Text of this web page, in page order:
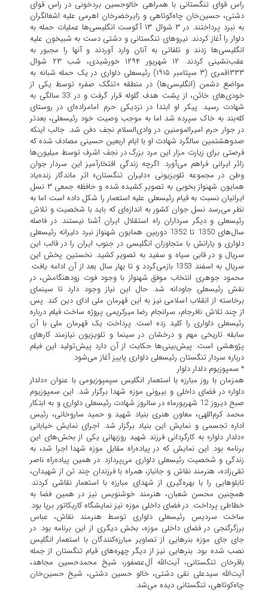
راس قوای تنگستانی با همراهی خالوحسین بردخونی در راس قوای
دشتی، حسین‌خان چاه‌کوتاهی و زایرخضرخان اهرمی علیه اشغالگران
به نبرد پرداختند. در ۳ شوال ۱۳ آگوست انگلیسی‌ها عملیات حمله به
دلوار را آغاز کردند. نیروهای تنگستانی و دشتی دست به شبیخون علیه
انگلیسی‌ها زدند و تلفاتی به آنان وارد آوردند و آنها را مجبور به
عقب‌نشینی کردند. ۱۲ شهریور ۱۲۹۴ خورشیدی، شب ۲۳ شوال
۱۳۳۳قمری (۳ سپتامبر ۱۹۱۵) رئیسعلی دلواری در یک حمله شبانه به
مواضع دشمن (انگلیسی‌ها) در منطقه «تنگک صفر» توسط یکی از
خودی‌های خائن، از پشت هدف گلوله قرار گرفت و در 33 سالگی به
شهادت رسید. پیکر او ابتدا در نزدیکی حرم امامزاده‌ای در روستای
کله‌بند به خاک سپرده شد اما به موجب وصیت خود رئیسعلی، بعدتر
در جوار حرم امیرالمومنین در وادی‌السلام نجف دفن شد. جالب اینکه
صدوهشتمین سالگرد شهادت او با ایام اربعین حسینی مصادف شده که
فرصتی برای زیارت مزار این مرد بزرگ در نجف اشرف توسط میلیون‌ها
زائر ایرانی فراهم می‌آورد. اگرچه زندگی افتخارآمیز این سردار جوان
وطن در مجموعه تلویزیونی «دلیران تنگستان» اثر ماندگار زنده‌یاد
همایون شهنواز بخوبی به تصویر کشیده شده و حافظه جمعی ۳ نسل
ایرانیان نسبت به قیام رئیسعلی علیه استعمار را شکل داده است اما به
نظر می‌رسد نسل جوان کشور به اندازه‌ای که باید با شخصیت و تلاش
رئیسعلی و دیگر سرداران راه استقلال ایران آشنا نیستند. در فاصله
سال‌های 1350 تا 1352 دوربین همایون شهنواز نبرد دلیرانه رئیسعلی
دلواری و یارانش با متجاوزان انگلیسی در جنوب ایران را در قالب این
سریال و در قابی سیاه و سفید به تصویر کشید. نخستین پخش این
سریال به اسفند 1353 بازمی‌گردد و تا بهار سال بعد از آن ادامه یافت.
محمود جوهری انتخاب موفق شهنواز با وجود فوت زودهنگامش، در
نقش رئیسعلی جاودانه شد. حال این نیاز وجود دارد تا سینمای
برخاسته از انقلاب اسلامی نیز به این قهرمان ملی ادای دین کند. پس
از چند تلاش نافرجام، سرانجام رضا میرکریمی پروژه ساخت فیلم درباره
رئیسعلی دلواری را کلید‌ زده است. پرداخت یک قهرمان ملی با آن
سابقه تاریخی مهم و درخشان در سینما و تلویزیون نیازمند کارهای
پژوهشی است. پیش‌بینی‌ها حکایت از آن دارد پیش‌تولید این فیلم
درباره سردار تنگستان رئیسعلی دلواری پاییز آغاز می‌شود.
* سمپوزیوم دلدار دلوار
همزمان با روز مبارزه با استعمار انگلیس سپمپوزیومی با عنوان «دلدار
دلوار» در فضای داخلی و بیرونی موزه شهدا برگزار شد. این سمپوزیوم
صبح دیروز 12 شهریورماه در سالروز شهادت رئیسعلی دلواری و به ابتکار
محمد کرم‌اللهی، معاون هنری بنیاد شهید و حمید ساروخانی، رئیس
اداره تجسمی و نمایش این بنیاد برگزار شد. اجرای نمایش خیابانی
«دلدار دلوار» به کارگردانی فرزند شهید روزبهانی یکی از بخش‌های این
برنامه بود. این نمایش که در پیاده‌راه مقابل موزه شهدا اجرا شد، به
زندگی و شخصیت رئیسعلی دلواری می‌پردازد. در همین پیاده‌راه ناصر
تقی‌زاده، هنرمند نقاش و جانباز، همراه با فرزندان چند تن از شهیدان،
تابلوهایی را با بهره‌گیری از شهدای مبارزه با استعمار نقاشی کردند.
همچنین محسن شعبان، هنرمند خوشنویس نیز در همین فضا به
خطاطی پرداخت. در فضای داخلی موزه نیز نمایشگاه کاریکاتور برپا بود.
ساخت سردیس رئیسعلی دلواری توسط هنرمند نقاش، عباس
برزگرگنجی در فضای داخلی موزه، بخش دیگری از این برنامه بود. در
جای جای موزه بنرهایی از تصاویر مبارزه‌کنندگان با استعمار انگلیس
نصب شده بود. بنرهایی نیز از دیگر چهره‌های قیام تنگستان از جمله
باقرخان تنگستانی، آیت‌الله آل‌عصفور، شیخ محمدحسین مجاهد،
آیت‌الله سیدعلی نقی دشتی، خالو حسین دشتی، شیخ حسین‌خان
چاه‌کوتاهی، تنگستانی دیده می‌شد.